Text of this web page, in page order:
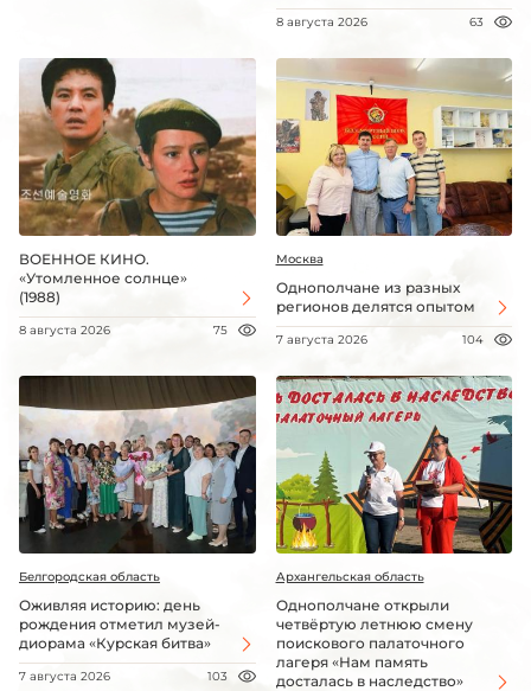
8 августа 2026 63
ВОЕННОЕ КИНО.
«Утомленное солнце»
(1988)
8 августа 2026 75
Москва
Однополчане из разных
регионов делятся опытом
7 августа 2026 104
Белгородская область
Оживляя историю: день
рождения отметил музей-
диорама «Курская битва»
7 августа 2026 103
Архангельская область
Однополчане открыли
четвёртую летнюю смену
поискового палаточного
лагеря «Нам память
досталась в наследство»